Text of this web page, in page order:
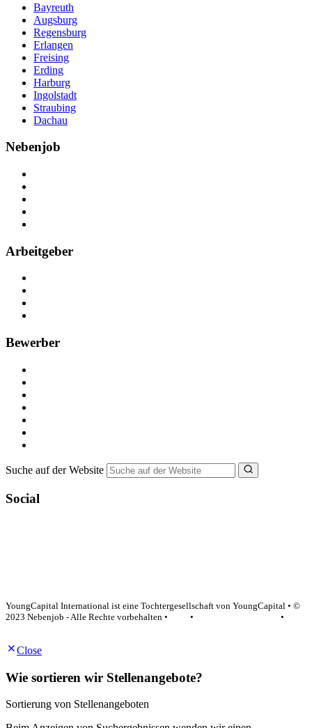
Bayreuth
Augsburg
Regensburg
Erlangen
Freising
Erding
Harburg
Ingolstadt
Straubing
Dachau
Nebenjob
Arbeitgeber
Bewerber
Suche auf der Website
Social
YoungCapital International ist eine Tochtergesellschaft von YoungCapital • ©
2023 Nebenjob - Alle Rechte vorbehalten •
•
•
Close
Wie sortieren wir Stellenangebote?
Sortierung von Stellenangeboten